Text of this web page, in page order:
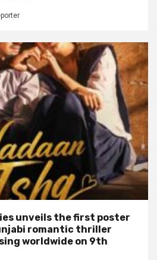
unveils the first poster
romantic thriller
worldwide on 9th